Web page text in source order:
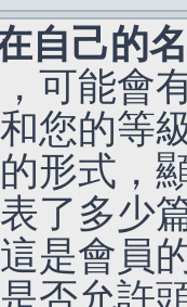
自己的
可能會
您的等
形式，
了多少
是會員
否允許